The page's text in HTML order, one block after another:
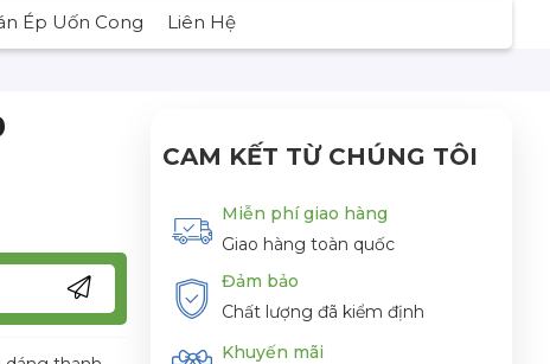
Ép Uốn Cong Liên Hệ
CAM KẾT TỪ CHÚNG TÔI
Miễn phí giao hàng
Giao hàng toàn quốc
Đảm bảo
Chất lượng đã kiểm định
Khuyến mãi